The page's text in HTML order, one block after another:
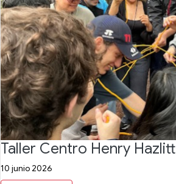
Taller Centro Henry Hazlitt
10 junio 2026